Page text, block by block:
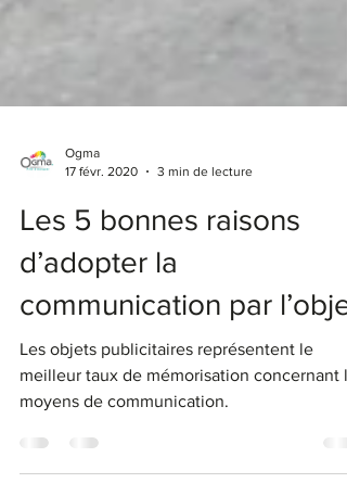
Ogma
17 févr. 2020
3 min de lecture
Les 5 bonnes raisons
d’adopter la
communication par
meilleur taux de mémorisation concernant
moyens de communication.